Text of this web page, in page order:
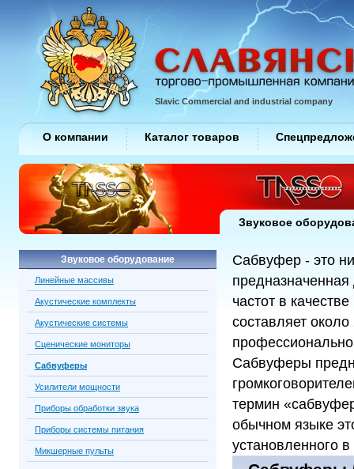
Сабвуфер - это
предназначенная
частот в
составляет
Сабвуферы
термин
обычном языке
установленного
Звуковое оборудование
Линейные массивы
Акустические комплекты
Акустические системы
Сценические мониторы
Сабвуферы
Усилители мощности
Приборы обработки звука
Приборы системы питания
Микшерные пульты
Slavic Commercial and industrial company
О компании Каталог товаров
Звуковое